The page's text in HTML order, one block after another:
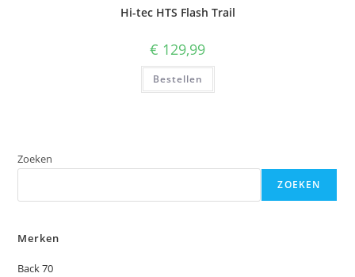
Hi-tec HTS Flash Trail
€ 129,99
Bestellen
Zoeken
ZOEKEN
Merken
Back 70